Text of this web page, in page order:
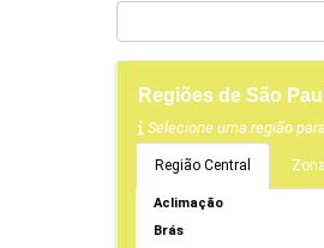
Regiões de São
Selecione uma região
Região Central
Aclimação
Brás